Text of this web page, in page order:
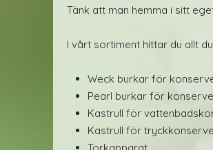
Tänk att man hemma i sitt
I vårt sortiment hittar du allt
Weck burkar för
Pearl burkar för
Kastrull för
Kastrull för